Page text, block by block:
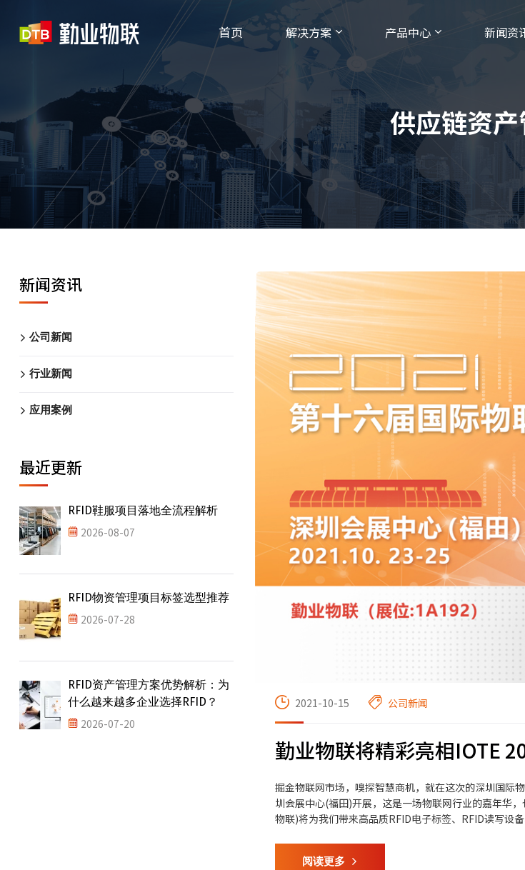
首页 解决方案 产品中心 新闻资
供应链资
2021-10-15 公司新闻
勤业物联将精彩亮相IOTE
掘金物联网市场，嗅探智慧商机，就在这次的深圳国
圳会展中心(福田)开展，这是一场物联网行业的嘉年华
物联)将为我们带来高品质RFID电子标签、RFID读写设
阅读更多
新闻资讯
公司新闻
行业新闻
应用案例
最近更新
RFID鞋服项目落地全流程解析
2026-08-07
RFID物资管理项目标签选型推荐
2026-07-28
RFID资产管理方案优势解析：为
什么越来越多企业选择RFID？
2026-07-20